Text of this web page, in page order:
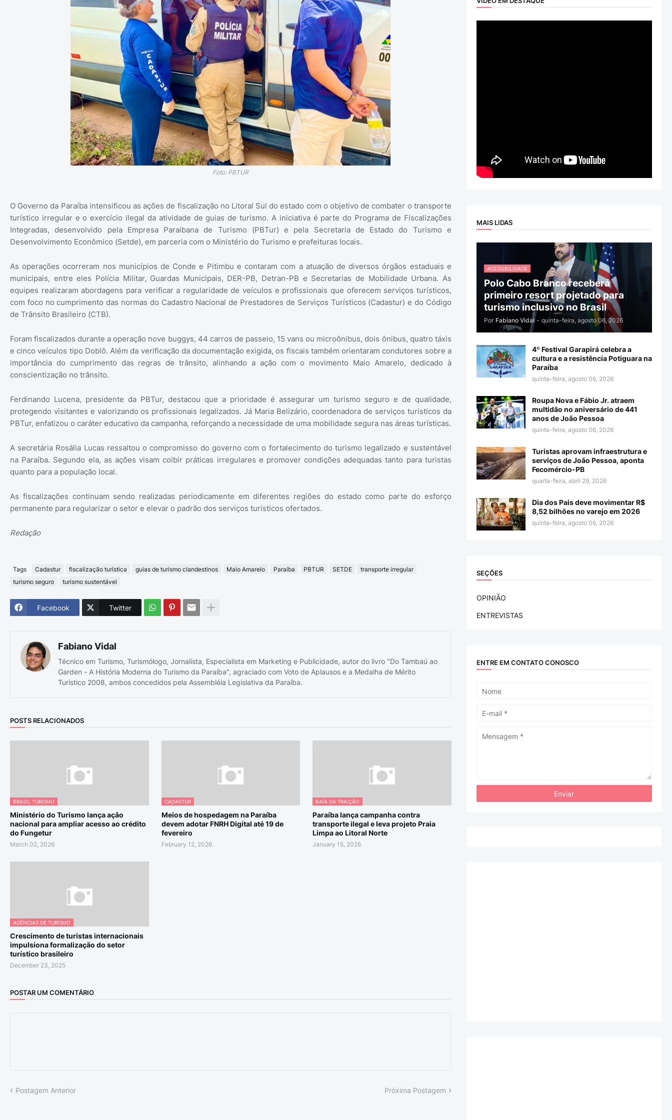
Foto: PBTUR
O Governo da Paraíba intensificou as ações de fiscalização no Litoral Sul do estado com o objetivo de combater o transporte
turístico irregular e o exercício ilegal da atividade de guias de turismo. A iniciativa é parte do Programa de Fiscalizações
Integradas, desenvolvido pela Empresa Paraibana de Turismo (PBTur) e pela Secretaria de Estado do Turismo e
Desenvolvimento Econômico (Setde), em parceria com o Ministério do Turismo e prefeituras locais.
As operações ocorreram nos municípios de Conde e Pitimbu e contaram com a atuação de diversos órgãos estaduais e
municipais, entre eles Polícia Militar, Guardas Municipais, DER-PB, Detran-PB e Secretarias de Mobilidade Urbana. As
equipes realizaram abordagens para verificar a regularidade de veículos e profissionais que oferecem serviços turísticos,
com foco no cumprimento das normas do Cadastro Nacional de Prestadores de Serviços Turísticos (Cadastur) e do Código
de Trânsito Brasileiro (CTB).
Foram fiscalizados durante a operação nove buggys, 44 carros de passeio, 15 vans ou microônibus, dois ônibus, quatro táxis
e cinco veículos tipo Doblô. Além da verificação da documentação exigida, os fiscais também orientaram condutores sobre a
importância do cumprimento das regras de trânsito, alinhando a ação com o movimento Maio Amarelo, dedicado à
conscientização no trânsito.
Ferdinando Lucena, presidente da PBTur, destacou que a prioridade é assegurar um turismo seguro e de qualidade,
protegendo visitantes e valorizando os profissionais legalizados. Já Maria Belizário, coordenadora de serviços turísticos da
PBTur, enfatizou o caráter educativo da campanha, reforçando a necessidade de uma mobilidade segura nas áreas turísticas.
A secretária Rosália Lucas ressaltou o compromisso do governo com o fortalecimento do turismo legalizado e sustentável
na Paraíba. Segundo ela, as ações visam coibir práticas irregulares e promover condições adequadas tanto para turistas
quanto para a população local.
As fiscalizações continuam sendo realizadas periodicamente em diferentes regiões do estado como parte do esforço
permanente para regularizar o setor e elevar o padrão dos serviços turísticos ofertados.
Redação
Tags Cadastur fiscalização turística guias de turismo clandestinos Maio Amarelo Paraíba PBTUR SETDE
transporte irregular
turismo seguro
turismo sustentável
Facebook Twitter
Fabiano Vidal
Técnico em Turismo, Turismólogo, Jornalista, Especialista em Marketing e Publicidade, autor do livro "Do Tambaú ao
Garden - A História Moderna do Turismo da Paraíba", agraciado com Voto de Aplausos e a Medalha de Mérito
Turístico 2008, ambos concedidos pela Assembléia Legislativa da Paraíba.
POSTS RELACIONADOS
BRASIL TURISMO
Ministério do Turismo lança ação
nacional para ampliar acesso ao crédito
do Fungetur
March 02, 2026
CADASTUR
Meios de hospedagem na Paraíba
devem adotar FNRH Digital até 19 de
fevereiro
February 12, 2026
BAÍA DA TRAIÇÃO
Paraíba lança campanha contra
transporte ilegal e leva projeto Praia
Limpa ao Litoral Norte
January 15, 2026
AGÊNCIAS DE TURISMO
Crescimento de turistas internacionais
impulsiona formalização do setor
turístico brasileiro
December 23, 2025
POSTAR UM COMENTÁRIO
Postagem Anterior Próxima Postagem
MAIS LIDAS
ACESSIBILIDADE
Polo Cabo Branco receberá
primeiro resort projetado para
turismo inclusivo no Brasil
Por Fabiano Vidal - quinta-feira, agosto 06, 2026
4º Festival Garapirá celebra a
cultura e a resistência Potiguara na
Paraíba
quinta-feira, agosto 06, 2026
Roupa Nova e Fábio Jr. atraem
multidão no aniversário de 441
anos de João Pessoa
quinta-feira, agosto 06, 2026
Turistas aprovam infraestrutura e
serviços de João Pessoa, aponta
Fecomércio-PB
quarta-feira, abril 29, 2026
Dia dos Pais deve movimentar R$
8,52 bilhões no varejo em 2026
quinta-feira, agosto 06, 2026
SEÇÕES
OPINIÃO
ENTREVISTAS
ENTRE EM CONTATO CONOSCO